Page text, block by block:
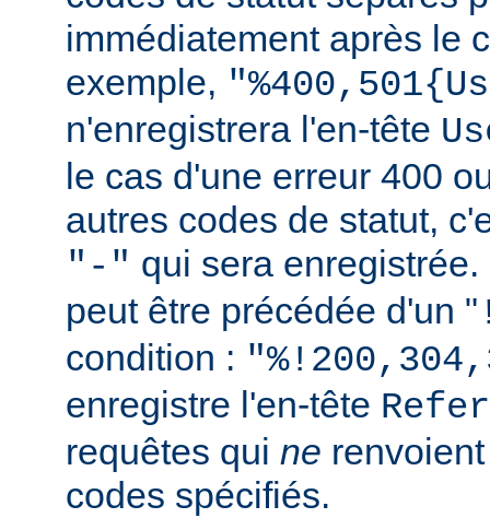
immédiatement après le
exemple,
n'enregistrera l'en-tête
le cas d'une erreur 400
autres codes de statut,
"-" qui sera
peut être précédée d'un "
condition :
enregistre l'en-tête
requêtes qui ne
codes spécifiés.